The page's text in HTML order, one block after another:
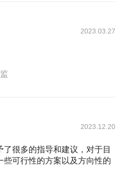
2023.03.27
2023.12.20
很多的指导和建议，对于目
些可行性的方案以及方向性的